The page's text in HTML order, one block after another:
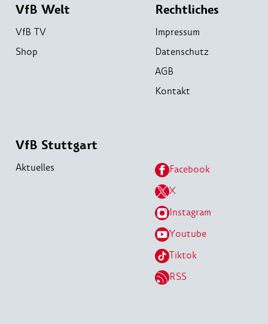
VfB Welt
VfB TV
Shop
Rechtliches
Impressum
Datenschutz
AGB
Kontakt
VfB Stuttgart
Aktuelles
Facebook
X
Instagram
Youtube
Tiktok
RSS